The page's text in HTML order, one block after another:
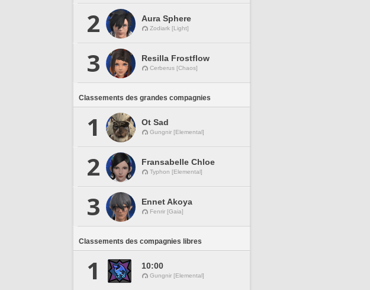
2 Aura Sphere
Zodiark [Light]
3 Resilla Frostflow
Cerberus [Chaos]
Classements des grandes compagnies
1 Ot Sad
Gungnir [Elemental]
2 Fransabelle Chloe
Typhon [Elemental]
3 Ennet Akoya
Fenrir [Gaia]
Classements des compagnies libres
1 10:00
Gungnir [Elemental]